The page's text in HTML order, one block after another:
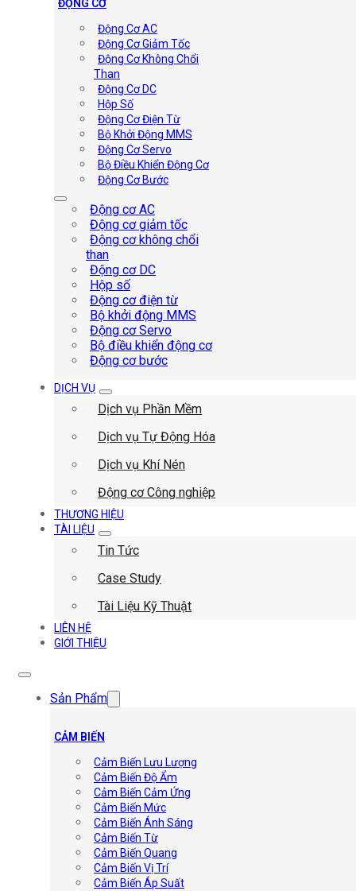
ĐỘNG CƠ
Động Cơ AC
Động Cơ Giảm Tốc
Động Cơ Không Chổi
Than
Động Cơ DC
Hộp Số
Động Cơ Điện Từ
Bộ Khởi Động MMS
Động Cơ Servo
Bộ Điều Khiển Động Cơ
Động Cơ Bước
Động cơ AC
Động cơ giảm tốc
Động cơ không chổi
than
Động cơ DC
Hộp số
Động cơ điện từ
Bộ khởi động MMS
Động cơ Servo
Bộ điều khiển động cơ
Động cơ bước
DỊCH VỤ
Dịch vụ Phần Mềm
Dịch vụ Tự Động Hóa
Dịch vụ Khí Nén
Động cơ Công nghiệp
THƯƠNG HIỆU
TÀI LIỆU
Tin Tức
Case Study
Tài Liệu Kỹ Thuật
LIÊN HỆ
GIỚI THIỆU
Sản Phẩm
CẢM BIẾN
Cảm Biến Lưu Lượng
Cảm Biến Độ Ẩm
Cảm Biến Cảm Ứng
Cảm Biến Mức
Cảm Biến Ánh Sáng
Cảm Biến Từ
Cảm Biến Quang
Cảm Biến Vị Trí
Cảm Biến Áp Suất